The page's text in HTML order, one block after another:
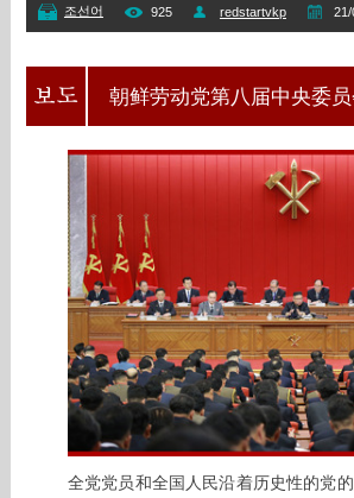
조선어 925 redstartvkp 21/
朝鲜劳动党第八届中央委
全党党员和全国人民沿着历史性的党